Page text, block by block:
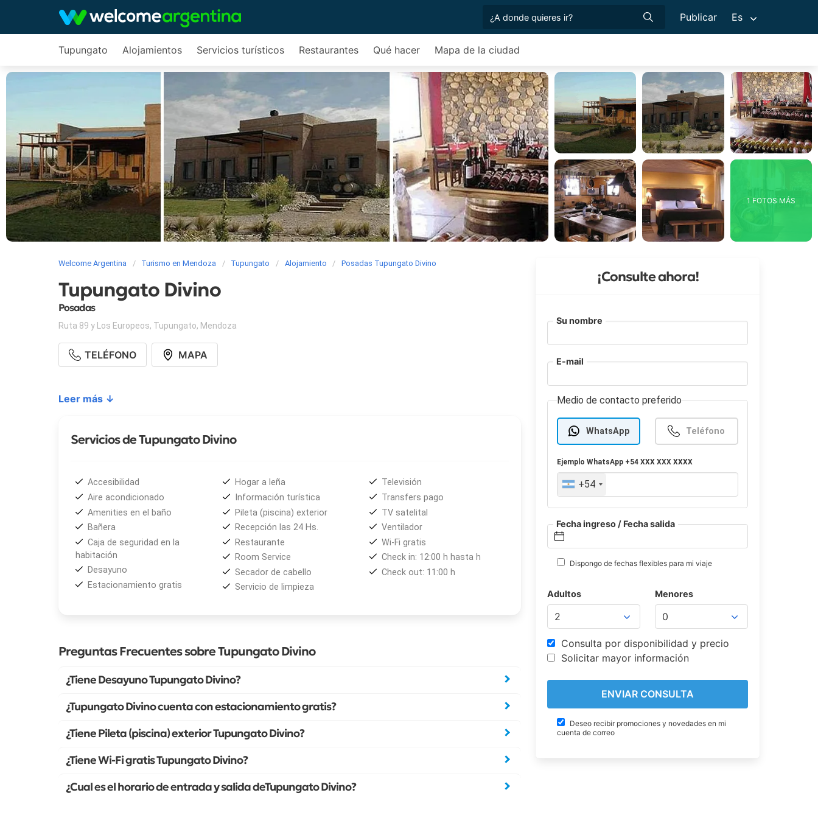
Publicar Es
Tupungato Alojamientos Servicios turísticos Restaurantes Qué hacer Mapa de la ciudad
1 FOTOS MÁS
Welcome Argentina Turismo en Mendoza Tupungato Alojamiento Posadas Tupungato Divino
Tupungato Divino
Posadas
Ruta 89 y Los Europeos, Tupungato, Mendoza
TELÉFONO MAPA
Leer más ↓
Servicios de Tupungato Divino
Accesibilidad
Aire acondicionado
Amenities en el baño
Bañera
Caja de seguridad en la
habitación
Desayuno
Estacionamiento gratis
Hogar a leña
Información turística
Pileta (piscina) exterior
Recepción las 24 Hs.
Restaurante
Room Service
Secador de cabello
Servicio de limpieza
Televisión
Transfers pago
TV satelital
Ventilador
Wi-Fi gratis
Check in: 12:00 h hasta h
Check out: 11:00 h
Preguntas Frecuentes sobre Tupungato Divino
¿Tiene Desayuno Tupungato Divino?
¿Tupungato Divino cuenta con estacionamiento gratis?
¿Tiene Pileta (piscina) exterior Tupungato Divino?
¿Tiene Wi-Fi gratis Tupungato Divino?
¿Cual es el horario de entrada y salida deTupungato Divino?
¡Consulte ahora!
Su nombre
E-mail
Medio de contacto preferido
WhatsApp Teléfono
EjemploWhatsApp +54 XXX XXX XXXX
+54
Fecha ingreso / Fecha salida
Dispongo de fechas flexibles para mi viaje
Adultos Menores
Consulta por disponibilidad y precio
Solicitar mayor información
Deseo recibir promociones y novedades en mi
cuenta de correo